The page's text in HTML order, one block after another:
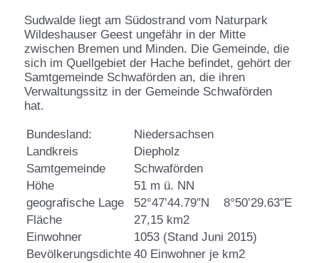
Sudwalde liegt am Südostrand vom Naturpark
Wildeshauser Geest ungefähr in der Mitte
zwischen Bremen und Minden. Die Gemeinde, die
sich im Quellgebiet der Hache befindet, gehört der
Samtgemeinde Schwaförden an, die ihren
Verwaltungssitz in der Gemeinde Schwaförden
hat.
Bundesland:
Niedersachsen
Landkreis
Diepholz
Samtgemeinde
Schwaförden
Höhe
51 m ü. NN
geografische Lage
52°47’44.79″N 8°50’29.63″E
Fläche
27,15 km2
Einwohner
1053 (Stand Juni 2015)
Bevölkerungsdichte 40 Einwohner je km2